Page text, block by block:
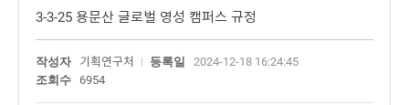
3-3-25 용문산 글로벌 영성 캠퍼스 규정
작성자 기획연구처 등록일
2024-12-18 16:24:45
조회수
6954